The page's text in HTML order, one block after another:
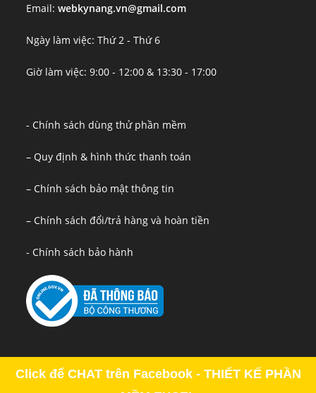
Email:webkynang.vn@gmail.com
Ngày làm việc: Thứ 2 - Thứ 6
Giờ làm việc: 9:00 - 12:00 & 13:30 - 17:00
- Chính sách dùng thử phần mềm
– Quy định & hình thức thanh toán
– Chính sách bảo mật thông tin
– Chính sách đổi/trả hàng và hoàn tiền
- Chính sách bảo hành
Click để CHAT trên Facebook - THIẾT KẾ PHẦN